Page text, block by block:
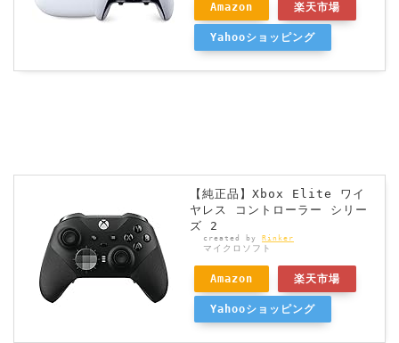
Amazon 楽天市場
Yahooショッピング
【純正品】Xbox Elite ワイ
ヤレス コントローラー シリー
ズ 2
created by Rinker
マイクロソフト
Amazon 楽天市場
Yahooショッピング